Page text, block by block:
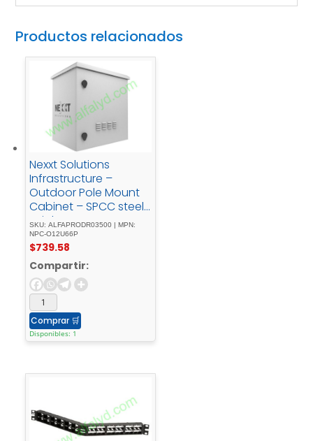
Productos relacionados
Nexxt Solutions
Infrastructure –
Outdoor Pole Mount
Cabinet – SPCC steel
- Light - gray -
powder - coatIncluye
- acc - mont - barra -
tierra
SKU: ALFAPRODR03500 | MPN:
NPC-O12U66P
$739.58
Compartir:
Comprar 🛒
Disponibles: 1